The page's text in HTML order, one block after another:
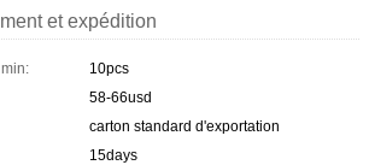
et expédition
10pcs
58-66usd
carton standard d'exportation
15days